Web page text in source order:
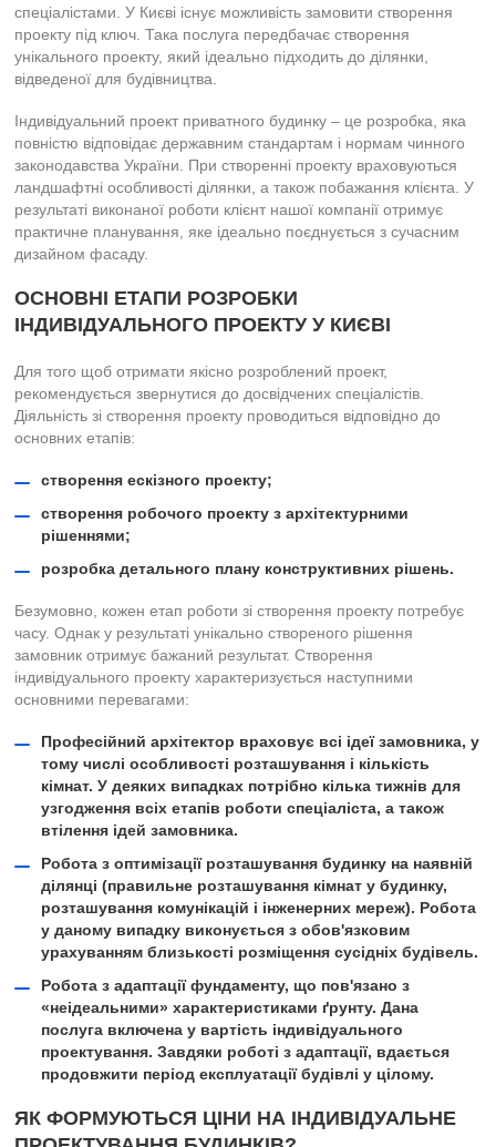
спеціалістами. У Києві існує можливість замовити створення
проекту під ключ. Така послуга передбачає створення
унікального проекту, який ідеально підходить до ділянки,
відведеної для будівництва.
Індивідуальний проект приватного будинку – це розробка, яка
повністю відповідає державним стандартам і нормам чинного
законодавства України. При створенні проекту враховуються
ландшафтні особливості ділянки, а також побажання клієнта. У
результаті виконаної роботи клієнт нашої компанії отримує
практичне планування, яке ідеально поєднується з сучасним
дизайном фасаду.
ОСНОВНІ ЕТАПИ РОЗРОБКИ
ІНДИВІДУАЛЬНОГО ПРОЕКТУ У КИЄВІ
Для того щоб отримати якісно розроблений проект,
рекомендується звернутися до досвідчених спеціалістів.
Діяльність зі створення проекту проводиться відповідно до
основних етапів:
створення ескізного проекту;
створення робочого проекту з архітектурними
рішеннями;
розробка детального плану конструктивних рішень.
Безумовно, кожен етап роботи зі створення проекту потребує
часу. Однак у результаті унікально створеного рішення
замовник отримує бажаний результат. Створення
індивідуального проекту характеризується наступними
основними перевагами:
Професійний архітектор враховує всі ідеї замовника, у
тому числі особливості розташування і кількість
кімнат. У деяких випадках потрібно кілька тижнів для
узгодження всіх етапів роботи спеціаліста, а також
втілення ідей замовника.
Робота з оптимізації розташування будинку на наявній
ділянці (правильне розташування кімнат у будинку,
розташування комунікацій і інженерних мереж). Робота
у даному випадку виконується з обов'язковим
урахуванням близькості розміщення сусідніх будівель.
Робота з адаптації фундаменту, що пов'язано з
«неідеальними» характеристиками ґрунту. Дана
послуга включена у вартість індивідуального
проектування. Завдяки роботі з адаптації, вдається
продовжити період експлуатації будівлі у цілому.
ЯК ФОРМУЮТЬСЯ ЦІНИ НА ІНДИВІДУАЛЬНЕ